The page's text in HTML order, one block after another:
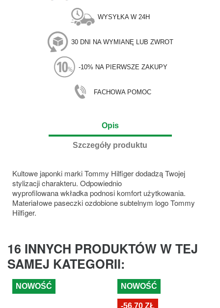
WYSYŁKA W 24H
30 DNI NA WYMIANĘ LUB ZWROT
-10% NA PIERWSZE ZAKUPY
FACHOWA POMOC
Opis
Szczegóły produktu
Kultowe japonki marki Tommy Hilfiger dodadzą Twojej
stylizacji charakteru. Odpowiednio
wyprofilowana wkładka podnosi komfort użytkowania.
Materiałowe paseczki ozdobione subtelnym logo Tommy
Hilfiger.
16 INNYCH PRODUKTÓW W TEJ
SAMEJ KATEGORII:
NOWOŚĆ NOWOŚĆ
-56,70 ZŁ